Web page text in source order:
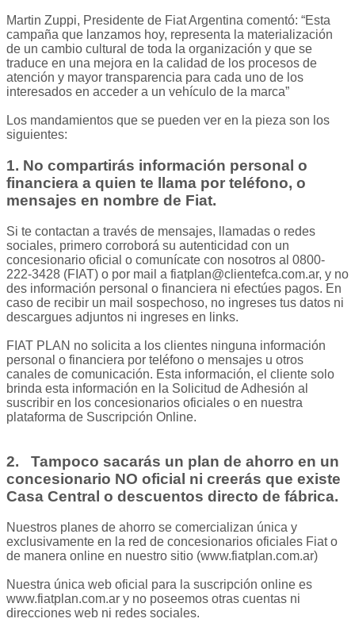
Martin Zuppi, Presidente de Fiat Argentina comentó: “Esta
campaña que lanzamos hoy, representa la materialización
de un cambio cultural de toda la organización y que se
traduce en una mejora en la calidad de los procesos de
atención y mayor transparencia para cada uno de los
interesados en acceder a un vehículo de la marca”
Los mandamientos que se pueden ver en la pieza son los
siguientes:
1. No compartirás información personal o
financiera a quien te llama por teléfono, o
mensajes en nombre de Fiat.
Si te contactan a través de mensajes, llamadas o redes
sociales, primero corroborá su autenticidad con un
concesionario oficial o comunícate con nosotros al 0800-
222-3428 (FIAT) o por mail a fiatplan@clientefca.com.ar, y no
des información personal o financiera ni efectúes pagos. En
caso de recibir un mail sospechoso, no ingreses tus datos ni
descargues adjuntos ni ingreses en links.
FIAT PLAN no solicita a los clientes ninguna información
personal o financiera por teléfono o mensajes u otros
canales de comunicación. Esta información, el cliente solo
brinda esta información en la Solicitud de Adhesión al
suscribir en los concesionarios oficiales o en nuestra
plataforma de Suscripción Online.
2. Tampoco sacarás un plan de ahorro en un
concesionario NO oficial ni creerás que existe
Casa Central o descuentos directo de fábrica.
Nuestros planes de ahorro se comercializan única y
exclusivamente en la red de concesionarios oficiales Fiat o
de manera online en nuestro sitio (www.fiatplan.com.ar)
Nuestra única web oficial para la suscripción online es
www.fiatplan.com.ar y no poseemos otras cuentas ni
direcciones web ni redes sociales.